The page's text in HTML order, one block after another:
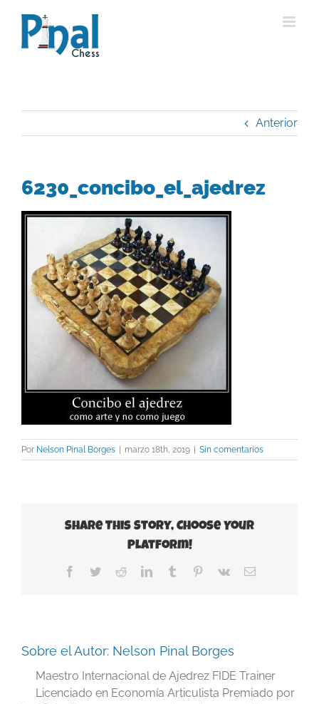
contenido
Anterior
6230_concibo_el_ajedrez
Por Nelson Pinal Borges | marzo 18th, 2019 | Sin comentarios
Share This Story, Choose Your
Platform!
Facebook
TwitterRedditLinkedInTumblr Pinterest
Vk
Correo
Sobre el Autor: Nelson Pinal Borges
Maestro Internacional de Ajedrez FIDE Trainer
Licenciado en Economía Articulista Premiado por